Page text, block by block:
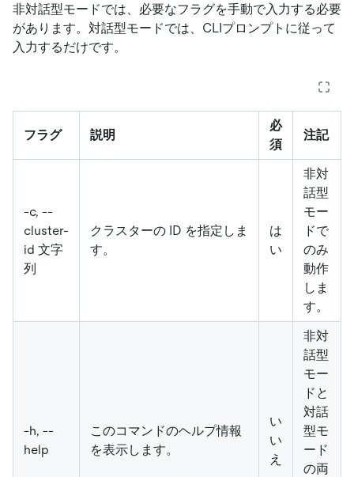
非対話型モードでは、必要なフラグを手動で入力する必要
があります。対話型モードでは、CLIプロンプトに従って
入力するだけです。
フラグ 説明
必
須
注記
-c, --
cluster-
id 文字
列
クラスターの ID を指定しま
す。
は
い
非対
話型
モー
ドで
のみ
動作
しま
す。
-h, --
help
このコマンドのヘルプ情報
を表示します。
い
い
え
非対
話型
モー
ドと
対話
型モ
ード
の両